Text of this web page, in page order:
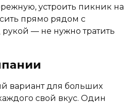
устроить пикник на
прямо рядом с
— не нужно тратить
вариант для больших
свой вкус. Один